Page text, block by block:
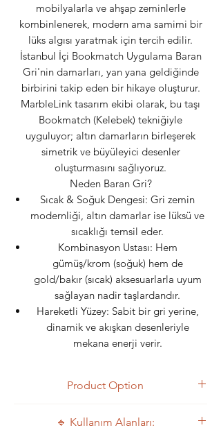
mobilyalarla ve ahşap zeminlerle
kombinlenerek, modern ama samimi bir
lüks algısı yaratmak için tercih edilir.
İstanbul İçi Bookmatch Uygulama Baran
Gri'nin damarları, yan yana geldiğinde
birbirini takip eden bir hikaye oluşturur.
MarbleLink tasarım ekibi olarak, bu taşı
Bookmatch (Kelebek) tekniğiyle
uyguluyor; altın damarların birleşerek
simetrik ve büyüleyici desenler
oluşturmasını sağlıyoruz.
Neden Baran Gri?
Sıcak & Soğuk Dengesi: Gri zemin
modernliği, altın damarlar ise lüksü ve
sıcaklığı temsil eder.
Kombinasyon Ustası: Hem
gümüş/krom (soğuk) hem de
gold/bakır (sıcak) aksesuarlarla uyum
sağlayan nadir taşlardandır.
Hareketli Yüzey: Sabit bir gri yerine,
dinamik ve akışkan desenleriyle
mekana enerji verir.
Product Option
2. Slab
🔹 Kullanım Alanları: